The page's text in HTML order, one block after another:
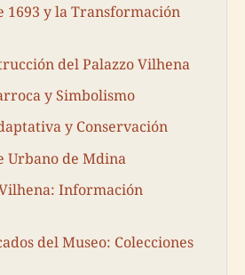
1693 y la Transformación
del Palazzo Vilhena
y Simbolismo
y Conservación
Urbano de Mdina
Información
del Museo: Colecciones